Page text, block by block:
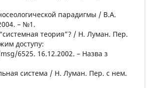
парадигмы / В.А.
– №1.
теория”? / Н. Луман. Пер.
доступу:
6525. 16.12.2002. – Назва з
система / Н. Луман. Пер. с нем.